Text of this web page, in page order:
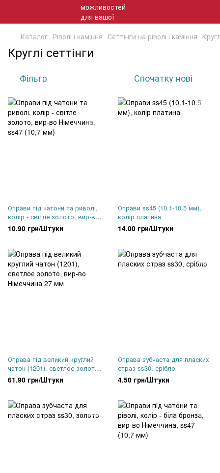
Каталог Ріволі і каміння Сеттінги на ріволі і каміння
Круглі сеттінги
Фільтр Спочатку нові
Оправи під чатони та риволі,
колір - світле золото, вир-во
Німеччина, ss47 (10,7 мм)
10.90 грн/Штуки
Оправи ss45 (10.1-10.5 мм),
колір платина
14.00 грн/Штуки
Оправа під великий круглий
чатон (1201), светлое золото,
вир-во Німеччина 27 мм
61.90 грн/Штуки
Оправа зубчаста для пласких
страз ss30, срібло
4.50 грн/Штуки